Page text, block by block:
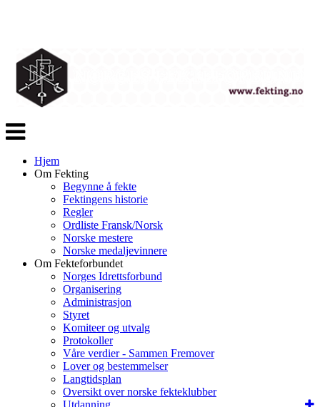
Veksle
navigasjon
Hjem
Om Fekting
Begynne å fekte
Fektingens historie
Regler
Ordliste Fransk/Norsk
Norske mestere
Norske medaljevinnere
Om Fekteforbundet
Norges Idrettsforbund
Organisering
Administrasjon
Styret
Komiteer og utvalg
Protokoller
Våre verdier - Sammen Fremover
Lover og bestemmelser
Langtidsplan
Oversikt over norske fekteklubber
Utdanning